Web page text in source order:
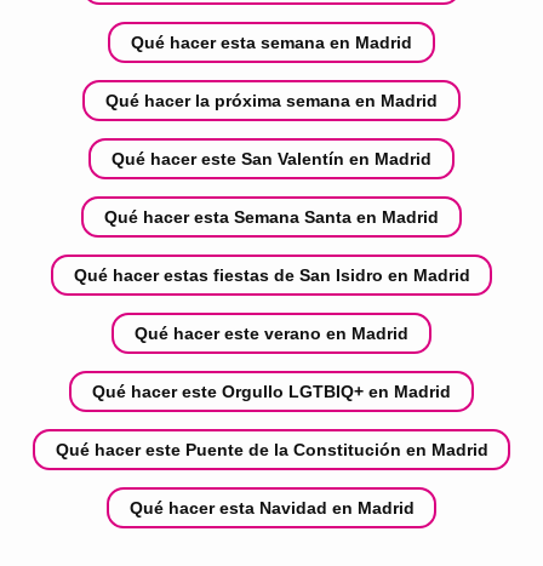
Qué hacer esta semana en Madrid
Qué hacer la próxima semana en Madrid
Qué hacer este San Valentín en Madrid
Qué hacer esta Semana Santa en Madrid
Qué hacer estas fiestas de San Isidro en Madrid
Qué hacer este verano en Madrid
Qué hacer este Orgullo LGTBIQ+ en Madrid
Qué hacer este Puente de la Constitución en Madrid
Qué hacer esta Navidad en Madrid